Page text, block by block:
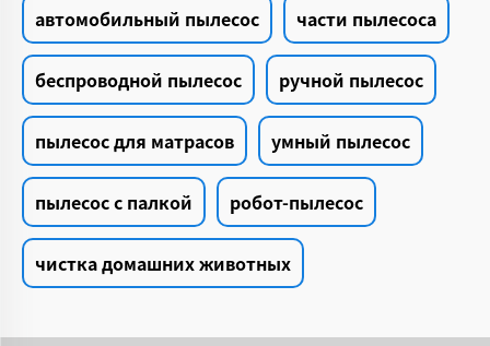
автомобильный пылесос части пылесоса
беспроводной пылесос ручной пылесос
пылесос для матрасов умный пылесос
пылесос с палкой робот-пылесос
чистка домашних животных